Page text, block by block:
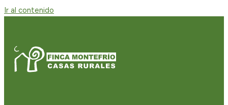
Ir al contenido